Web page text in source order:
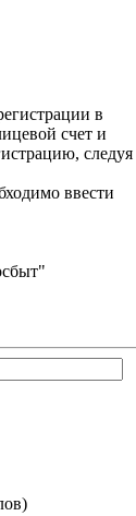
в
счет и
следуя
окнах.
ввести